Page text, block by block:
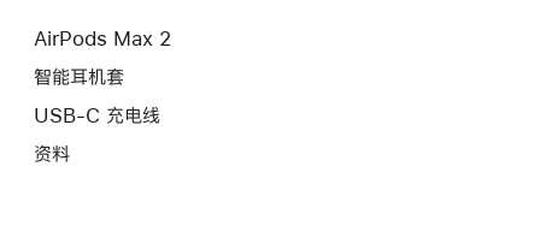
AirPods Max 2
智能耳机套
USB-C 充电线
资料